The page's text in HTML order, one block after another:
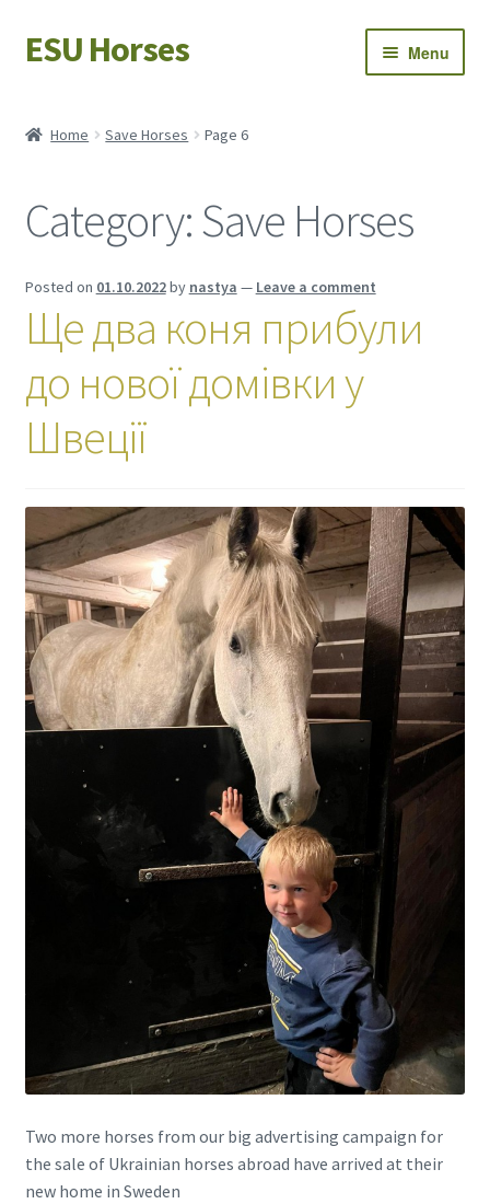
Skip
to
Skip
to
ESU Horses Menu
Save Horses
My account
Home Save Horses Page 6
Category:Save Horses
Posted on 01.10.2022by nastya — Leave a comment
Ще два коня прибули
до нової домівки у
Швеції
Two more horses from our big advertising campaign for
the sale of Ukrainian horses abroad have arrived at their
new home in Sweden